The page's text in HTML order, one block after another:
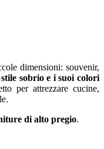
dimensioni: souvenir,
stile sobrio e i suoi colori
per attrezzare cucine,
di alto pregio.